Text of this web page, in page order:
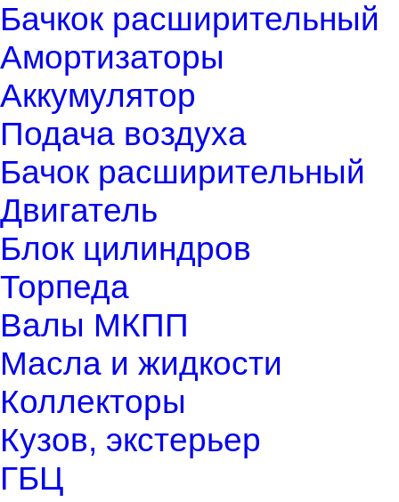
Бачкок расширительный
Амортизаторы
Аккумулятор
Подача воздуха
Бачок расширительный
Двигатель
Блок цилиндров
Торпеда
Валы МКПП
Масла и жидкости
Коллекторы
Кузов, экстерьер
ГБЦ